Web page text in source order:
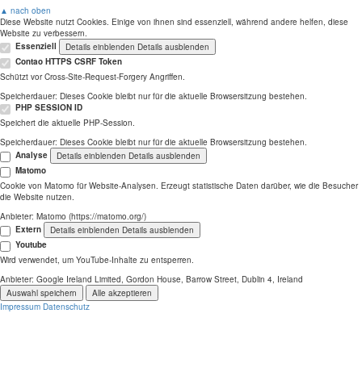
▲ nach oben
Diese Website nutzt Cookies. Einige von ihnen sind essenziell, während andere helfen, diese
Website zu verbessern.
Essenziell
Details einblenden Details ausblenden
Contao HTTPS CSRF Token
Schützt vor Cross-Site-Request-Forgery Angriffen.
Speicherdauer: Dieses Cookie bleibt nur für die aktuelle Browsersitzung bestehen.
PHP SESSION ID
Speichert die aktuelle PHP-Session.
Speicherdauer: Dieses Cookie bleibt nur für die aktuelle Browsersitzung bestehen.
Analyse
Details einblenden Details ausblenden
Matomo
Cookie von Matomo für Website-Analysen. Erzeugt statistische Daten darüber, wie die Besucher
die Website nutzen.
Anbieter: Matomo (https://matomo.org/)
Extern
Details einblenden Details ausblenden
Youtube
Wird verwendet, um YouTube-Inhalte zu entsperren.
Anbieter: Google Ireland Limited, Gordon House, Barrow Street, Dublin 4, Ireland
Auswahl speichern
Alle akzeptieren
Impressum Datenschutz